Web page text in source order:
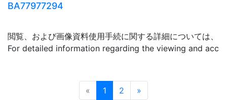
BA77977294
閲覧、および画像資料使用手続に関する詳細については、「
For detailed information regarding the viewing and
« Prev
1 2 Next
»